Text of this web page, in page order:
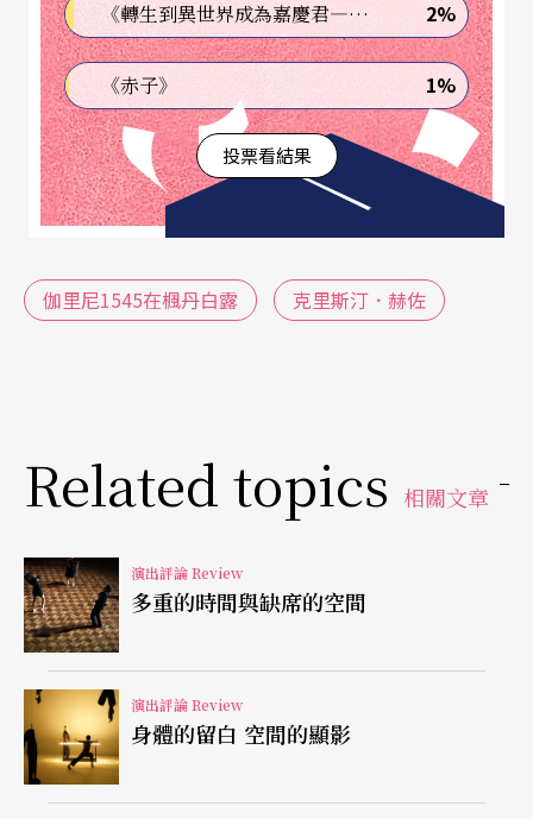
影映照著高低懸掛於半空中的七件黑色軟雕塑，提
示了近五個世紀之前，位在巴黎近郊的皇室行宮之
場景，原先背躺在一張不鏽鋼材質桌上，遠看與黑
色填充物無異的女舞者，經頭戴著兔子面具、腳上
卻穿著白色球鞋的男舞者（演員？）喚醒之後，開
始了肢體的舞動，且隨著兔子先生不斷將地面的燭
台撿拾至金屬桌子上，愈見寬敞的舞台空間和音樂
的啟動，這位前里昂歌劇院芭蕾舞者茱莉．吉柏（J
蘭繪畫靈感的臉妝，亦如在不同時代中皆有其喜
好、設定的裝飾風格，我們彷彿正在欣賞那個特定
音所塑造出來的另一件作品，跨越不同的物體存在
性、跨越時空的流轉延續性，再現因伽里尼無心之
舉所創造出來當時前所未見的藝術融合，並以現代
版的詮釋和進一步地大膽的提問：雕塑是否僅等同
於物質性的固定存有？能否自台座走下，轉變觀看
的視點、台座上紀念性質的神聖性？以及舞蹈與雕
《轉生到異世界成為嘉慶君—發現我的祖先是詐騙集團!?》 2%
《赤子》 1%
投票看結果
伽里尼1545在楓丹白露 克里斯汀．赫佐
Related topics 相關文章
演出評論 Review
多重的時間與缺席的空間
演出評論 Review
身體的留白 空間的顯影